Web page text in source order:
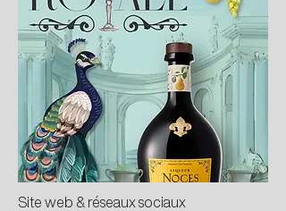
Site web & réseaux sociaux